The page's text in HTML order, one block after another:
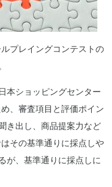
プレイングコンテストの
本ショッピングセンター
、審査項目と評価ポイン
き出し、商品提案力など
その基準通りに採点しや
が、基準通りに採点しに